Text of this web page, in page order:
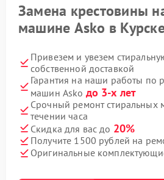
Замена крестовины
машине Asko в
Привезем и увезем
собственной доставкой
Гарантия на наши работы по
машин Asko до 3-х лет
Срочный ремонт стиральных
течении часа
Скидка для вас до 20%
Получите 1500 рублей на
Оригинальные